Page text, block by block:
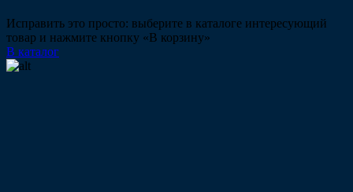
Исправить это просто: выберите в каталоге интересующий
товар и нажмите кнопку «В корзину»
В каталог